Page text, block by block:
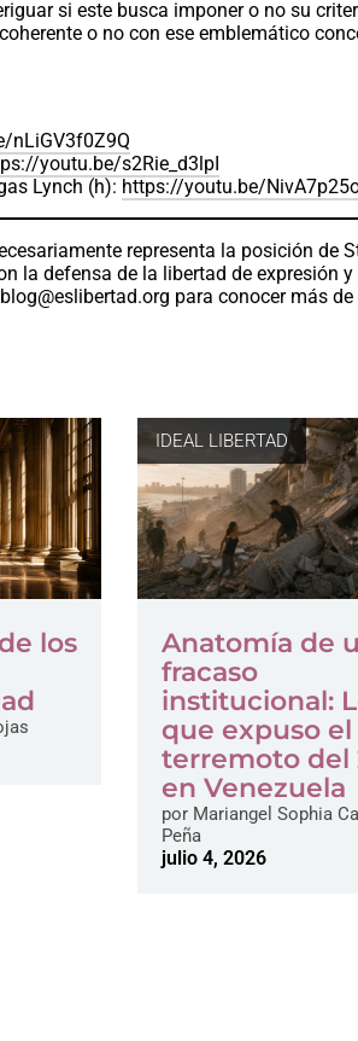
si este busca imponer o no su
o no con ese emblemático
nLiGV3f0Z9Q
youtu.be/s2Rie_d3lpI
Lynch (h): https://youtu.be/
representa la posición de
la defensa de la libertad de expresión y
blog@eslibertad.org para conocer más de
los
IDEAL LIBERTAD
Anatomía de
fracaso
institucional:
que expuso el
terremoto del
en Venezuela
por Mariangel Sophia
Peña
julio 4, 2026